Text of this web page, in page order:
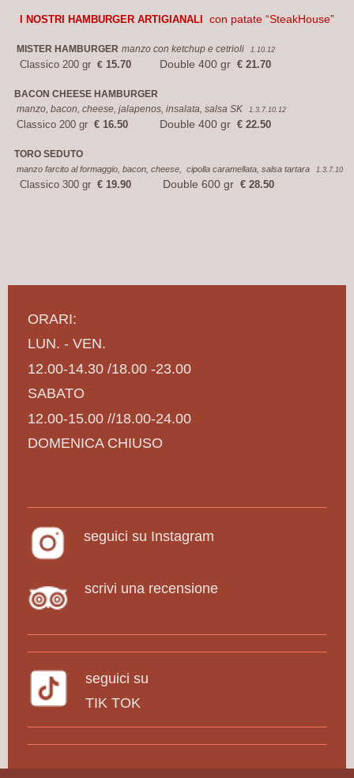
NOSTRI HAMBURGER ARTIGIANALI con patate “SteakHouse”
HAMBURGER manzo con ketchup e cetrioli 1.10.12
200 gr€ 15.70 Double 400 gr€ 21.70
CHEESE HAMBURGER
manzo, bacon, cheese, jalapenos, insalata, salsa SK
1.3.7.10.12
200 gr € 16.50 Double 400 gr€ 22.50
SEDUTO
manzo farcito al formaggio, bacon, cheese, cipolla caramellata, salsa tartara 1.3.7.10
300 gr€ 19.90 Double 600 gr€ 28.50
ORARI:
LUN. - VEN.
12.00-14.30 /18.00 -23.00
SABATO
12.00-15.00 //18.00-24.00
DOMENICA CHIUSO
seguici su Instagram
scrivi una recensione
seguici su
TIK TOK